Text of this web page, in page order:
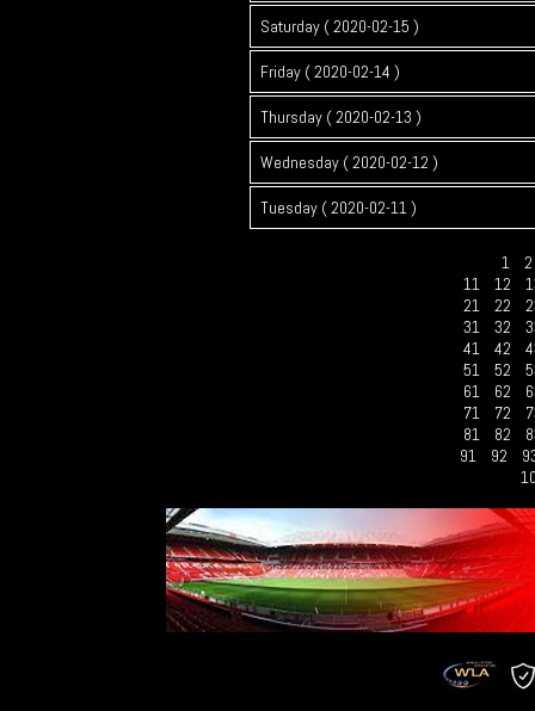
Saturday ( 2020-02-15 )
Friday ( 2020-02-14 )
Thursday ( 2020-02-13 )
Wednesday ( 2020-02-12 )
Tuesday ( 2020-02-11 )
1
2
11
12
21
22
31
32
41
42
51
52
61
62
71
72
81
82
91
92